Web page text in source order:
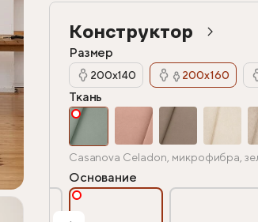
Конструктор
Размер
200х140 200х160
Ткань
Casanova Celadon, микрофибра,
Основание